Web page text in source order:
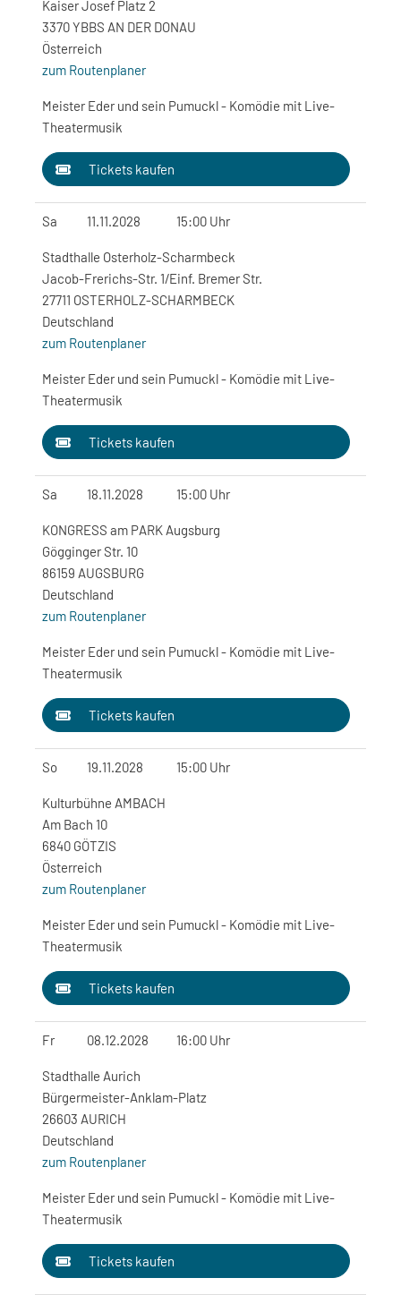
Kaiser Josef Platz 2
3370 YBBS AN DER DONAU
Österreich
zum Routenplaner
Meister Eder und sein Pumuckl - Komödie mit Live-
Theatermusik
Tickets kaufen
Sa 11.11.2028 15:00 Uhr
Stadthalle Osterholz-Scharmbeck
Jacob-Frerichs-Str. 1/Einf. Bremer Str.
27711 OSTERHOLZ-SCHARMBECK
Deutschland
zum Routenplaner
Meister Eder und sein Pumuckl - Komödie mit Live-
Theatermusik
Tickets kaufen
Sa 18.11.2028 15:00 Uhr
KONGRESS am PARK Augsburg
Gögginger Str. 10
86159 AUGSBURG
Deutschland
zum Routenplaner
Meister Eder und sein Pumuckl - Komödie mit Live-
Theatermusik
Tickets kaufen
So 19.11.2028 15:00 Uhr
Kulturbühne AMBACH
Am Bach 10
6840 GÖTZIS
Österreich
zum Routenplaner
Meister Eder und sein Pumuckl - Komödie mit Live-
Theatermusik
Tickets kaufen
Fr 08.12.2028 16:00 Uhr
Stadthalle Aurich
Bürgermeister-Anklam-Platz
26603 AURICH
Deutschland
zum Routenplaner
Meister Eder und sein Pumuckl - Komödie mit Live-
Theatermusik
Tickets kaufen